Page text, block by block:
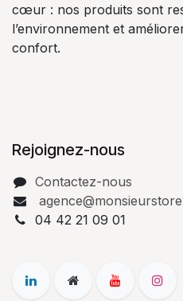
cœur : nos produits sont
l’environnement et
confort.
Rejoignez-nous
Contactez-nous
04 42 21 09 01